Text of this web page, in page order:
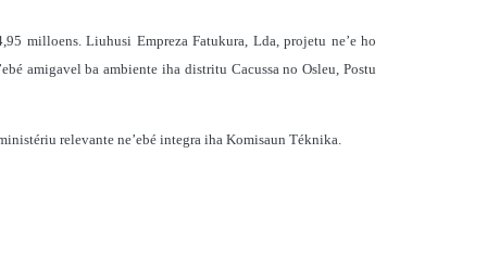
milloens. Liuhusi Empreza Fatukura, Lda, projetu ne’e ho
amigavel ba ambiente iha distritu Cacussa no Osleu, Postu
relevante ne’ebé integra iha Komisaun Téknika.